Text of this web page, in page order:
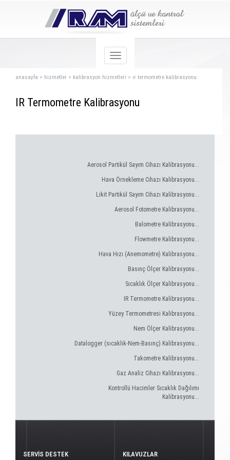
anasayfa > hizmetler > kalibrasyon hizmetleri > ır termometre kalibrasyonu
IR Termometre Kalibrasyonu
Aerosol Partikül Sayım Cihazı Kalibrasyonu...
Hava Örnekleme Cihazı Kalibrasyonu...
Likit Partikül Sayım Cihazı Kalibrasyonu...
Aerosol Fotometre Kalibrasyonu...
Balometre Kalibrasyonu...
Flowmetre Kalibrasyonu...
Hava Hızı (Anemometre) Kalibrasyonu...
Basınç Ölçer Kalibrasyonu...
Sıcaklık Ölçer Kalibrasyonu...
IR Termometre Kalibrasyonu...
Yüzey Termometresi Kalibrasyonu...
Nem Ölçer Kalibrasyonu...
Datalogger (sıcaklık-Nem-Basınç) Kalibrasyonu...
Takometre Kalibrasyonu...
Gaz Analiz Cihazı Kalibrasyonu...
Kontrollü Hacimler Sıcaklık Dağılımı
Kalibrasyonu...
SERVİS DESTEK KILAVUZLAR